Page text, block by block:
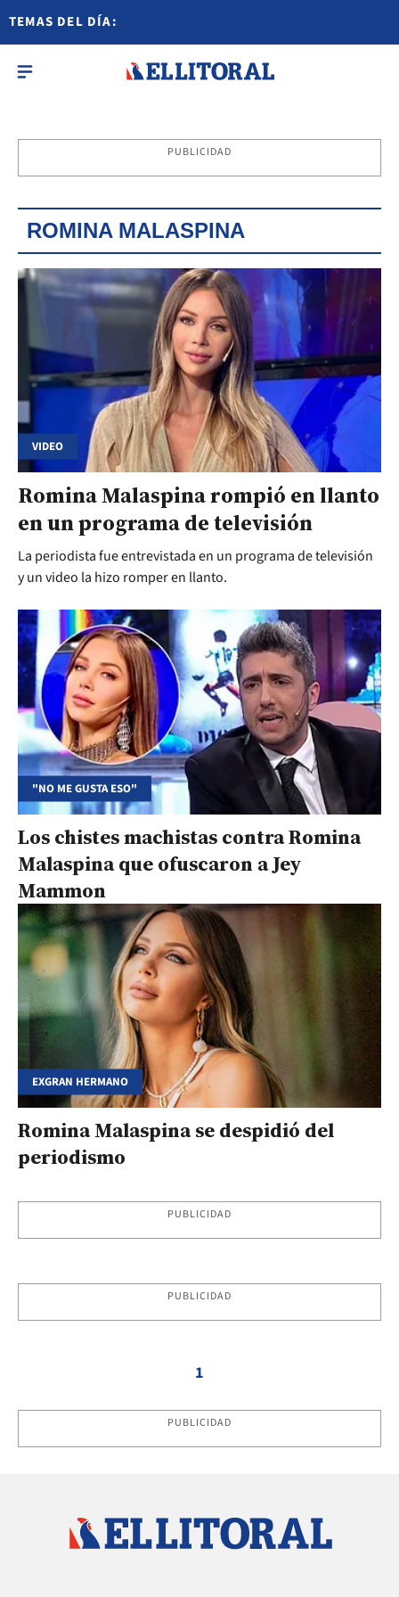
TEMAS DEL DÍA:
PUBLICIDAD
ROMINA MALASPINA
VIDEO
Romina Malaspina rompió en llanto
en un programa de televisión
La periodista fue entrevistada en un programa de televisión
y un video la hizo romper en llanto.
"NO ME GUSTA ESO"
Los chistes machistas contra Romina
Malaspina que ofuscaron a Jey
Mammon
EXGRAN HERMANO
Romina Malaspina se despidió del
periodismo
PUBLICIDAD
PUBLICIDAD
1
PUBLICIDAD